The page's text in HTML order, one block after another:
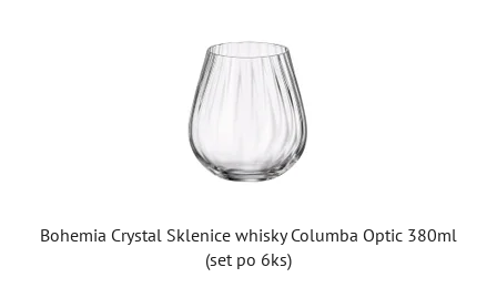
Bohemia Crystal Sklenice whisky Columba Optic 380ml
(set po 6ks)